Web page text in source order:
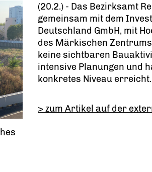
(20.2.) - Das Bezirksamt
gemeinsam mit dem
Deutschland GmbH, mit
des Märkischen
keine sichtbaren
intensive Planungen und
konkretes Niveau erreicht.
> zum Artikel auf der